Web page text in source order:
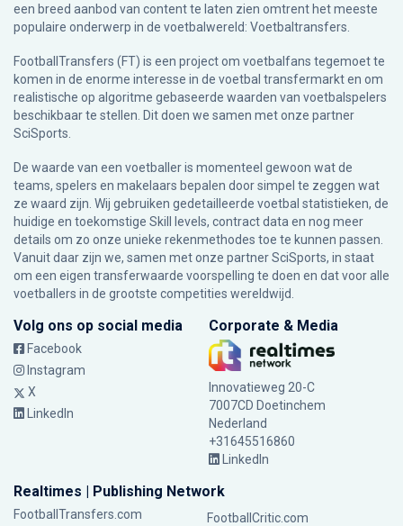
een breed aanbod van content te laten zien omtrent het meeste
populaire onderwerp in de voetbalwereld: Voetbaltransfers.
FootballTransfers (FT) is een project om voetbalfans tegemoet te
komen in de enorme interesse in de voetbal transfermarkt en om
realistische op algoritme gebaseerde waarden van voetbalspelers
beschikbaar te stellen. Dit doen we samen met onze partner
SciSports.
De waarde van een voetballer is momenteel gewoon wat de
teams, spelers en makelaars bepalen door simpel te zeggen wat
ze waard zijn. Wij gebruiken gedetailleerde voetbal statistieken, de
huidige en toekomstige Skill levels, contract data en nog meer
details om zo onze unieke rekenmethodes toe te kunnen passen.
Vanuit daar zijn we, samen met onze partner SciSports, in staat
om een eigen transferwaarde voorspelling te doen en dat voor alle
voetballers in de grootste competities wereldwijd.
Volg ons op social media
Facebook
Instagram
X
LinkedIn
Corporate & Media
Innovatieweg 20-C
7007CD Doetinchem
Nederland
+31645516860
LinkedIn
Realtimes | Publishing Network
FootballTransfers.com FootballCritic.com